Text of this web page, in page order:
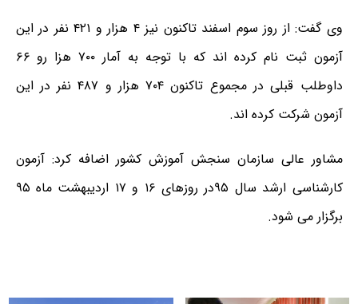
وی گفت: از روز سوم اسفند تاکنون نیز ۴ هزار و ۴۲۱ نفر در این
آزمون ثبت نام کرده اند که با توجه به آمار ۷۰۰ هزا رو ۶۶
داوطلب قبلی در مجموع تاکنون ۷۰۴ هزار و ۴۸۷ نفر در این
آزمون شرکت کرده اند.
مشاور عالی سازمان سنجش آموزش کشور اضافه کرد: آزمون
کارشناسی ارشد سال ۹۵در روزهای ۱۶ و ۱۷ اردیبهشت ماه ۹۵
برگزار می شود.